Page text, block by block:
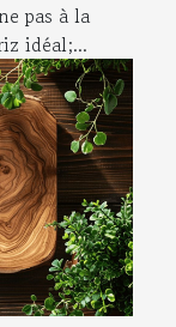
pas à la
idéal;...